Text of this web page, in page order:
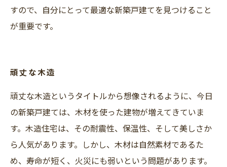
すので、自分にとって最適な新築戸建てを見つけること
が重要です。
頑丈な木造
頑丈な木造というタイトルから想像されるように、今日
の新築戸建ては、木材を使った建物が増えてきていま
す。木造住宅は、その耐震性、保温性、そして美しさか
ら人気があります。しかし、木材は自然素材であるた
め、寿命が短く、火災にも弱いという問題があります。